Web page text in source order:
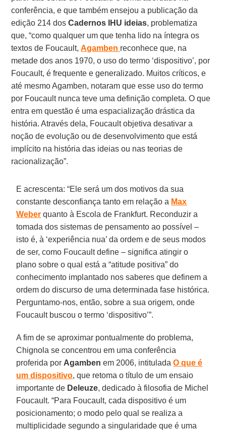
conferência, e que também ensejou a publicação da
edição 214 dosCadernos IHU ideias, problematiza
que, “como qualquer um que tenha lido na íntegra os
textos de Foucault,Agamben reconhece que, na
metade dos anos 1970, o uso do termo ‘dispositivo’, por
Foucault, é frequente e generalizado. Muitos críticos, e
até mesmo Agamben, notaram que esse uso do termo
por Foucault nunca teve uma definição completa. O que
entra em questão é uma espacialização drástica da
história. Através dela, Foucault objetiva desativar a
noção de evolução ou de desenvolvimento que está
implícito na história das ideias ou nas teorias de
racionalização”.
E acrescenta: “Ele será um dos motivos da sua
constante desconfiança tanto em relação a Max
Weber quanto à Escola de Frankfurt. Reconduzir a
tomada dos sistemas de pensamento ao possível –
isto é, à ‘experiência nua’ da ordem e de seus modos
de ser, como Foucault define – significa atingir o
plano sobre o qual está a “atitude positiva” do
conhecimento implantado nos saberes que definem a
ordem do discurso de uma determinada fase histórica.
Perguntamo-nos, então, sobre a sua origem, onde
Foucault buscou o termo ‘dispositivo’”.
A fim de se aproximar pontualmente do problema,
Chignola se concentrou em uma conferência
proferida por Agamben em 2006, intituladaO que é
um dispositivo, que retoma o título de um ensaio
importante de Deleuze, dedicado à filosofia de Michel
Foucault. “Para Foucault, cada dispositivo é um
posicionamento; o modo pelo qual se realiza a
multiplicidade segundo a singularidade que é uma